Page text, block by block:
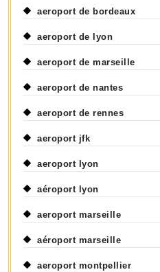
aeroport de bordeaux
aeroport de lyon
aeroport de marseille
aeroport de nantes
aeroport de rennes
aeroport jfk
aeroport lyon
aéroport lyon
aeroport marseille
aéroport marseille
aeroport montpellier